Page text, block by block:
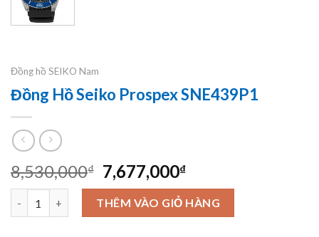
Đồng hồ SEIKO Nam
Đồng Hồ Seiko Prospex SNE439P1
8,530,000₫ Original
price
was:
8,530,000₫.
7,677,000₫Current
price
is:
7,677,000₫.
Đồng Hồ Seiko Prospex SNE439P1 số lượng
THÊM VÀO GIỎ HÀNG